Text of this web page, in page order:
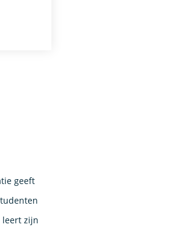
geeft
leert zijn